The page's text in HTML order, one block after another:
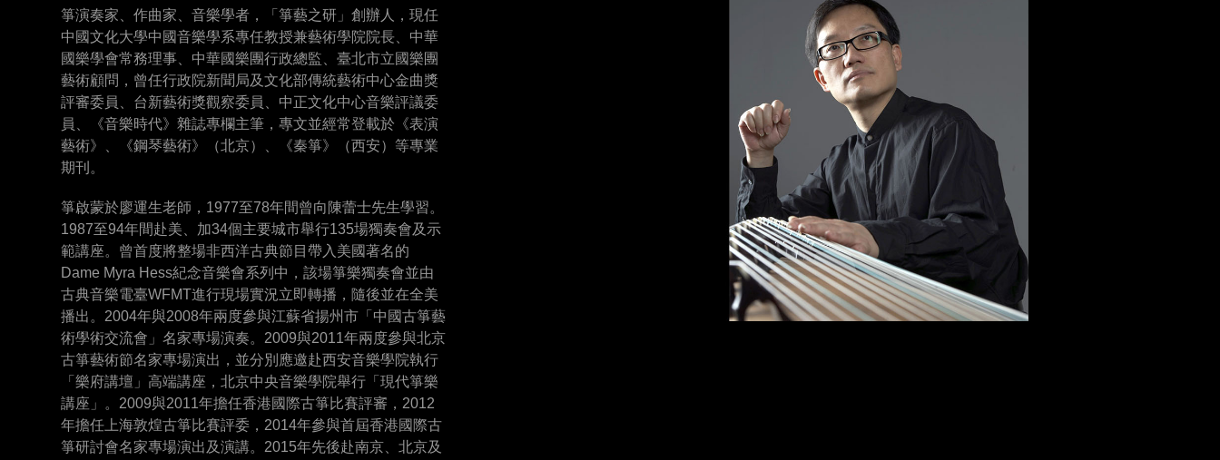
箏演奏家、作曲家、音樂學者，「箏藝之研」創辦人，現任
中國文化大學中國音樂學系專任教授兼藝術學院院長、中華
國樂學會常務理事、中華國樂團行政總監、臺北市立國樂團
藝術顧問，曾任行政院新聞局及文化部傳統藝術中心金曲獎
評審委員、台新藝術獎觀察委員、中正文化中心音樂評議委
員、《音樂時代》雜誌專欄主筆，專文並經常登載於《表演
藝術》、《鋼琴藝術》（北京）、《秦箏》（西安）等專業
期刊。
箏啟蒙於廖運生老師，1977至78年間曾向陳蕾士先生學習。
1987至94年間赴美、加34個主要城市舉行135場獨奏會及示
範講座。曾首度將整場非西洋古典節目帶入美國著名的
Dame Myra Hess紀念音樂會系列中，該場箏樂獨奏會並由
古典音樂電臺WFMT進行現場實況立即轉播，隨後並在全美
播出。2004年與2008年兩度參與江蘇省揚州市「中國古箏藝
術學術交流會」名家專場演奏。2009與2011年兩度參與北京
古箏藝術節名家專場演出，並分別應邀赴西安音樂學院執行
「樂府講壇」高端講座，北京中央音樂學院舉行「現代箏樂
講座」。2009與2011年擔任香港國際古箏比賽評審，2012
年擔任上海敦煌古箏比賽評委，2014年參與首屆香港國際古
箏研討會名家專場演出及演講。2015年先後赴南京、北京及